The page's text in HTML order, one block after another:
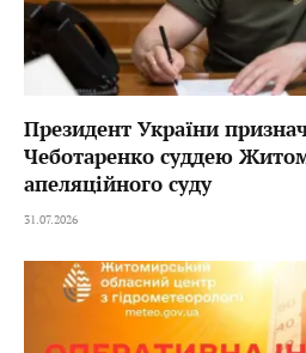
Президент України
Чеботаренко суддею
апеляційного суду
31.07.2026